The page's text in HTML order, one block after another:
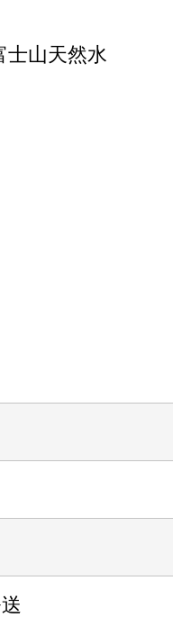
士山天然水